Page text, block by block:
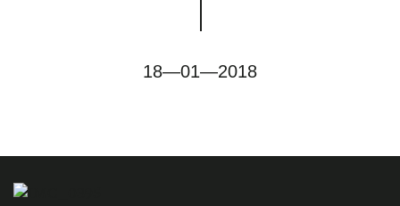
18—01—2018